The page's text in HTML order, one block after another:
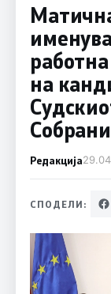
на
Редакција
СПОДЕЛИ: